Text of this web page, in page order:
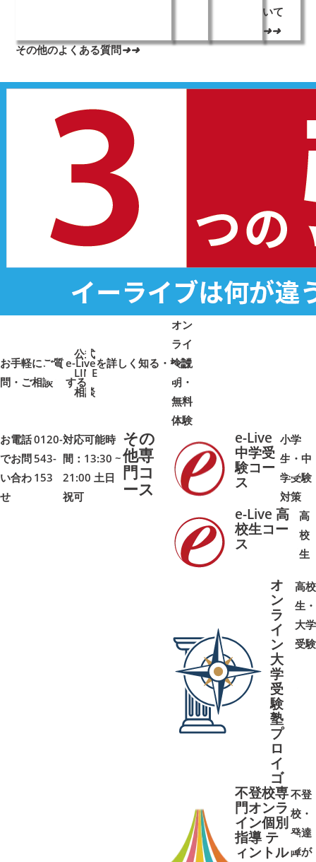
いて
➜➜
その他のよくある質問➜➜
公式
LINE
相談
お手軽にご質
問・ご相談➜ ➜
オン
ライ
ン説
明・
無料
体験
e-Liveを詳しく知る・検討
する
➜➜
お電話
でお問
い合わ
せ
0120-
543-
153
対応可能時
間：13:30 ~
21:00 土日
祝可
その
他専
門コ
ース
e-Live
中学受
験コー
ス
小学
生・中
学受験
対策
➜➜
e-Live 高
校生コー
ス
高
校
生
➜➜
オ
ン
ラ
イ
ン
大
学
受
験
塾
プ
ロ
イ
ゴ
高校
生・
大学
受験
不登校専
門オンラ
イン個別
指導 テ
ィントル
不登
校・
発達
障が
➜➜